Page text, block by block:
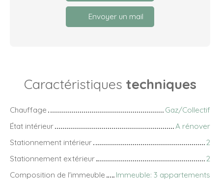
Envoyer un mail
Caractéristiques techniques
Chauffage
Gaz/Collectif
État intérieur
A rénover
Stationnement intérieur
2
Stationnement extérieur
2
Composition de l'immeuble
Immeuble: 3 appartements